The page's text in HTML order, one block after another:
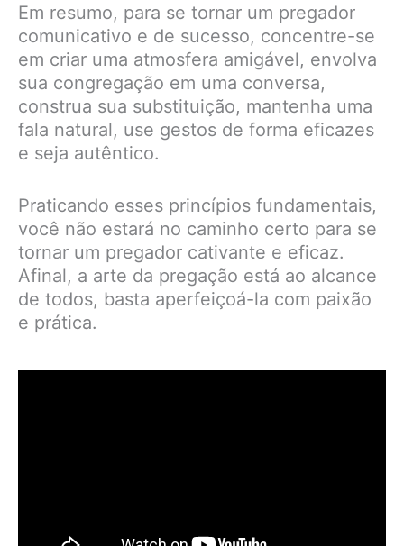
Em resumo, para se tornar um pregador
comunicativo e de sucesso, concentre-se
em criar uma atmosfera amigável, envolva
sua congregação em uma conversa,
construa sua substituição, mantenha uma
fala natural, use gestos de forma eficazes
e seja autêntico.
Praticando esses princípios fundamentais,
você não estará no caminho certo para se
tornar um pregador cativante e eficaz.
Afinal, a arte da pregação está ao alcance
de todos, basta aperfeiçoá-la com paixão
e prática.